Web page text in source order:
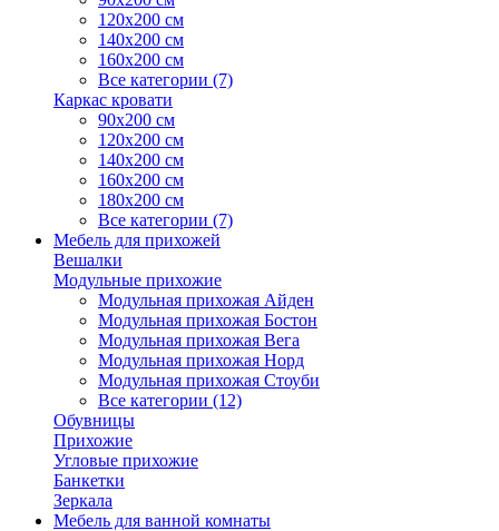
120х200 см
140х200 см
160х200 см
Все категории (7)
Каркас кровати
90х200 см
120х200 см
140х200 см
160х200 см
180х200 см
Все категории (7)
Мебель для прихожей
Вешалки
Модульные прихожие
Модульная прихожая Айден
Модульная прихожая Бостон
Модульная прихожая Вега
Модульная прихожая Норд
Модульная прихожая Стоуби
Все категории (12)
Обувницы
Прихожие
Угловые прихожие
Банкетки
Зеркала
Мебель для ванной комнаты